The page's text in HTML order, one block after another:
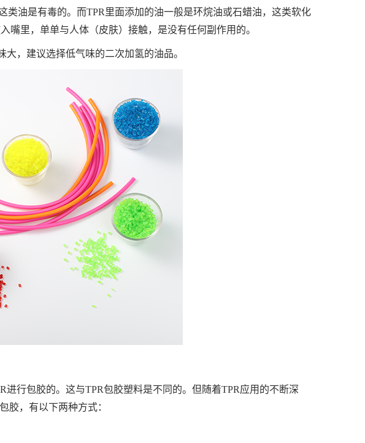
类油是有毒的。而TPR里面添加的油一般是环烷油或石蜡油，这类软化
嘴里，单单与人体（皮肤）接触，是没有任何副作用的。
，建议选择低气味的二次加氢的油品。
行包胶的。这与TPR包胶塑料是不同的。但随着TPR应用的不断深
胶，有以下两种方式：